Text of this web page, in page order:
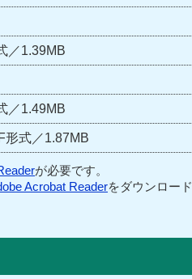
／1.39MB
／1.49MB
形式／1.87MB
が必要です。
Acrobat Readerをダウンロー